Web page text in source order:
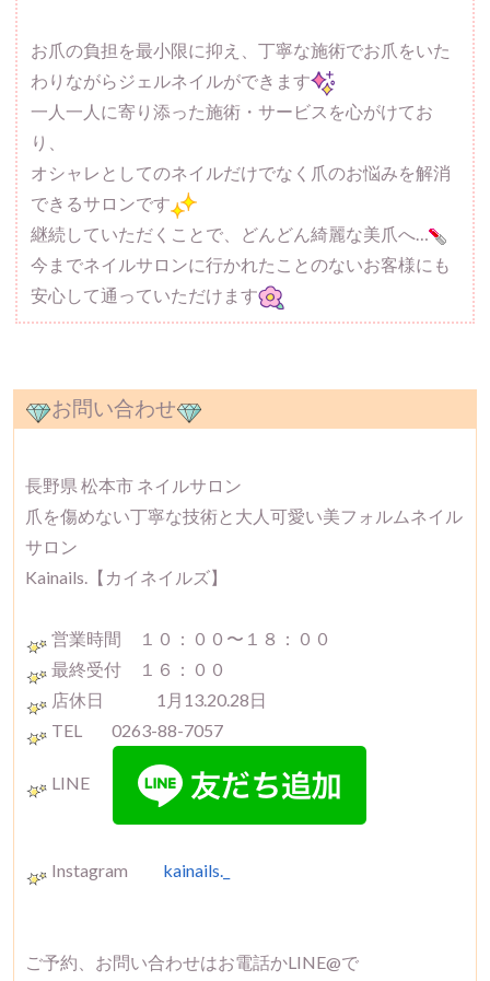
お爪の負担を最小限に抑え、丁寧な施術でお爪をいた
わりながらジェルネイルができます
一人一人に寄り添った施術・サービスを心がけてお
り、
オシャレとしてのネイルだけでなく爪のお悩みを解消
できるサロンです
継続していただくことで、どんどん綺麗な美爪へ…
今までネイルサロンに行かれたことのないお客様にも
安心して通っていただけます
お問い合わせ
長野県 松本市 ネイルサロン
爪を傷めない丁寧な技術と大人可愛い美フォルムネイル
サロン
Kainails.【カイネイルズ】
営業時間 １０：００〜１８：００
最終受付 １６：００
店休日 1月13.20.28日
TEL 0263-88-7057
LINE
Instagram kainails._
ご予約、お問い合わせはお電話かLINE@で